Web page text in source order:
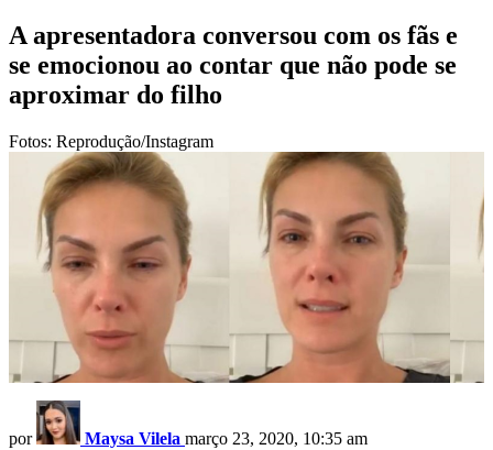
A apresentadora conversou com os fãs e
se emocionou ao contar que não pode se
aproximar do filho
Fotos: Reprodução/Instagram
por Maysa Vilela março 23, 2020, 10:35 am